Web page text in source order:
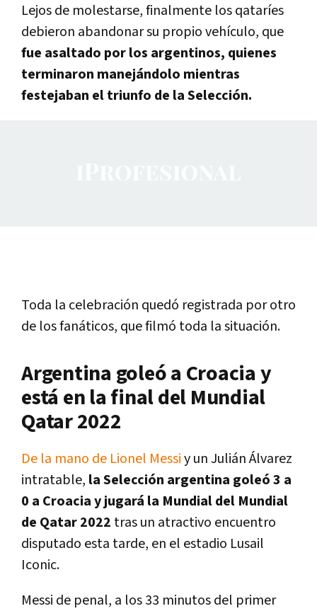
Lejos de molestarse, finalmente los qataríes
debieron abandonar su propio vehículo, que
fue asaltado por los argentinos, quienes
terminaron manejándolo mientras
festejaban el triunfo de la Selección.
Toda la celebración quedó registrada por otro
de los fanáticos, que filmó toda la situación.
Argentina goleó a Croacia y
está en la final del Mundial
Qatar 2022
De la mano de Lionel Messiy un Julián Álvarez
intratable, la Selección argentina goleó 3 a
0 a Croacia y jugará la Mundial del Mundial
de Qatar 2022 tras un atractivo encuentro
disputado esta tarde, en el estadio Lusail
Iconic.
Messi de penal, a los 33 minutos del primer